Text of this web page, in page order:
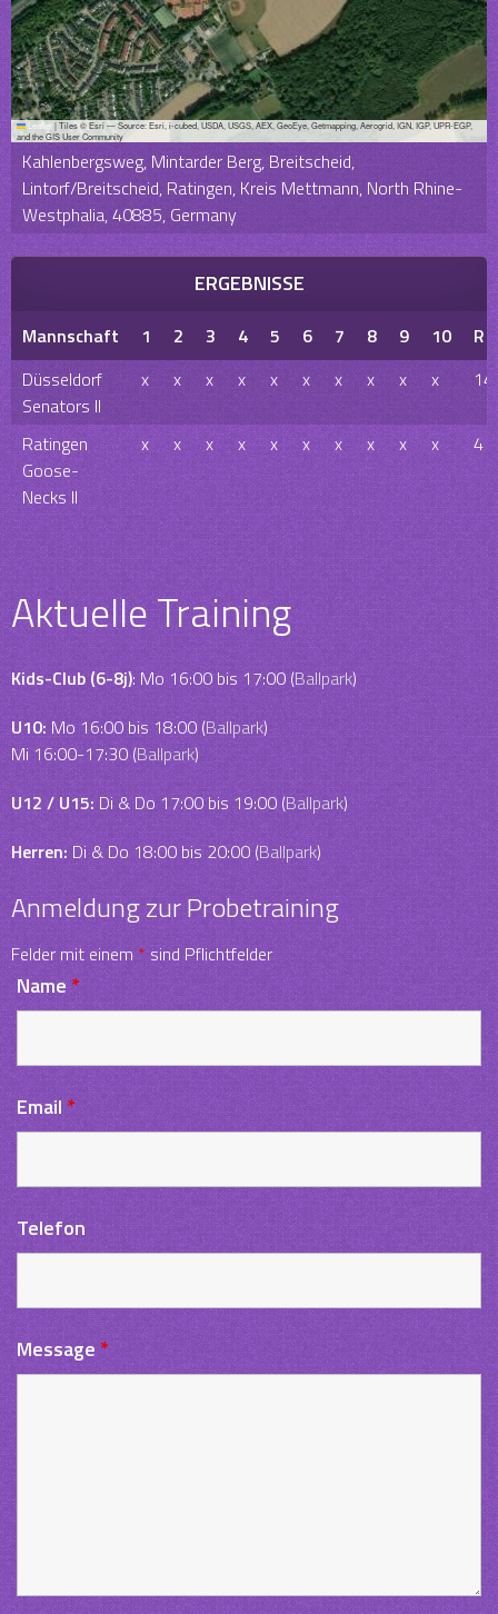
Leaflet |Tiles © Esri — Source: Esri, i-cubed, USDA, USGS, AEX, GeoEye, Getmapping, Aerogrid, IGN, IGP, UPR-EGP,
and the GIS User Community
Kahlenbergsweg, Mintarder Berg, Breitscheid,
Lintorf/Breitscheid, Ratingen, Kreis Mettmann, North Rhine-
Westphalia, 40885, Germany
ERGEBNISSE
Mannschaft 1 2 3 4 5 6 7 8 9 10
R
Düsseldorf
Senators II
x x x x x x x x x x 14
Ratingen
Goose-
Necks II
x x x x x x x x x x 4
Aktuelle Training
Kids-Club (6-8j): Mo 16:00 bis 17:00 (Ballpark)
U10:Mo 16:00 bis 18:00 (Ballpark)
Mi 16:00-17:30 (Ballpark)
U12 / U15: Di & Do 17:00 bis 19:00 (Ballpark)
Herren: Di & Do 18:00 bis 20:00 (Ballpark)
Anmeldung zur Probetraining
Felder mit einem* sind Pflichtfelder
Name*
Email *
Telefon
Message *